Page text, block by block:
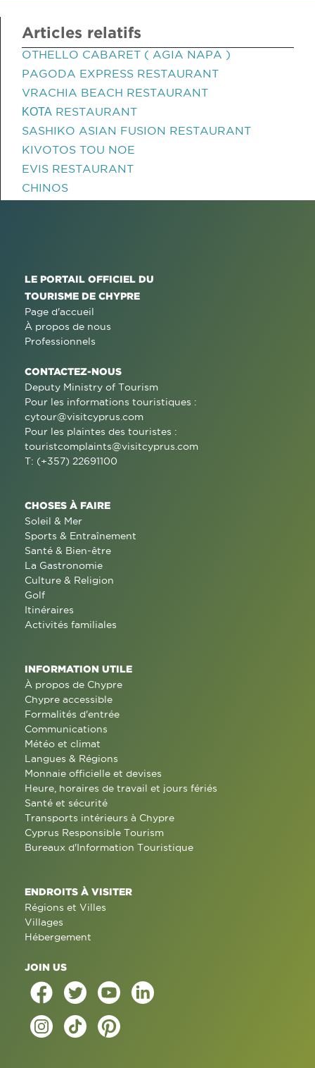
Articles relatifs
OTHELLO CABARET ( AGIA NAPA )
PAGODA EXPRESS RESTAURANT
VRACHIA BEACH RESTAURANT
ΚΟΤΑ RESTAURANT
SASHIKO ASIAN FUSION RESTAURANT
KIVOTOS TOU NOE
EVIS RESTAURANT
CHINOS
LE PORTAIL OFFICIEL DU
TOURISME DE CHYPRE
Page d'accueil
À propos de nous
Professionnels
CONTACTEZ-NOUS
Deputy Ministry of Tourism
Pour les informations touristiques :
cytour@visitcyprus.com
Pour les plaintes des touristes :
touristcomplaints@visitcyprus.com
T: (+357) 22691100
CHOSES À FAIRE
Soleil & Mer
Sports & Entraînement
Santé & Bien-être
La Gastronomie
Culture & Religion
Golf
Itinéraires
Activités familiales
INFORMATION UTILE
À propos de Chypre
Chypre accessible
Formalités d'entrée
Communications
Météo et climat
Langues & Régions
Monnaie officielle et devises
Heure, horaires de travail et jours fériés
Santé et sécurité
Transports intérieurs à Chypre
Cyprus Responsible Tourism
Bureaux d'Information Touristique
ENDROITS À VISITER
Régions et Villes
Villages
Hébergement
JOIN US